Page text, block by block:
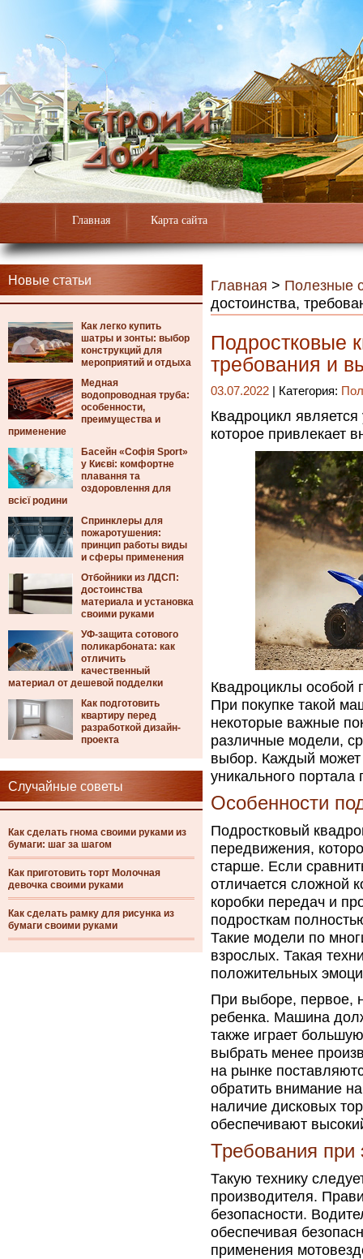
Главная Карта сайта
Новые статьи
Как легко купить
шатры и зонты: выбор
конструкций для
мероприятий и отдыха
Медная
водопроводная труба:
особенности,
преимущества и
применение
Басейн «Софія Sport»
у Києві: комфортне
плавання та
оздоровлення для
всієї родини
Спринклеры для
пожаротушения:
принцип работы виды
и сферы применения
Отбойники из ЛДСП:
достоинства
материала и установка
своими руками
УФ-защита сотового
поликарбоната: как
отличить
качественный
материал от дешевой подделки
Как подготовить
квартиру перед
разработкой дизайн-
проекта
Случайные советы
Как сделать гнома своими руками из
бумаги: шаг за шагом
Как приготовить торт Молочная
девочка своими руками
Как сделать рамку для рисунка из
бумаги своими руками
Главная > Полезные
достоинства,
Подростковые
требования и
03.07.2022 | Категория:
Квадроцикл
которое привлекает
Квадроциклы особой
При покупке такой
некоторые важные
различные модели,
выбор. Каждый
уникального
Особенности
Подростковый
передвижения,
старше. Если
отличается сложной
коробки передач и
подросткам
Такие модели по
взрослых. Такая
положительных
При выборе, первое,
ребенка. Машина
также играет
выбрать менее
на рынке
обратить внимание
наличие дисковых
обеспечивают
Требования при
Такую технику
производителя.
безопасности.
обеспечивая
применения